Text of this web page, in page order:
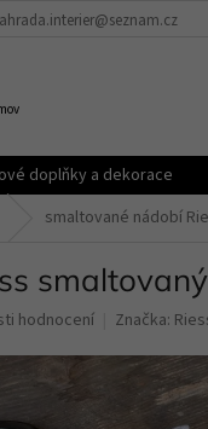
doplňky a dekorace
smaltované nádobí
hodnocení Značka: